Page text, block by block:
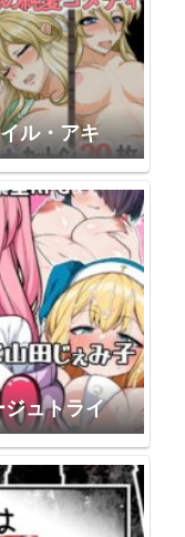
ル・アキ
ュトライ